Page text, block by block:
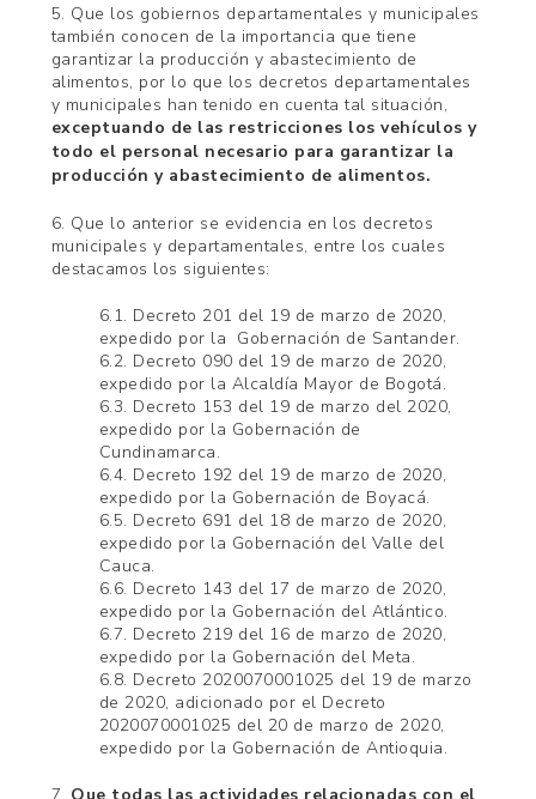
5. Que los gobiernos departamentales y municipales
también conocen de la importancia que tiene
garantizar la producción y abastecimiento de
alimentos, por lo que los decretos departamentales
y municipales han tenido en cuenta tal situación,
exceptuando de las restricciones los vehículos y
todo el personal necesario para garantizar la
producción y abastecimiento de alimentos.
6. Que lo anterior se evidencia en los decretos
municipales y departamentales, entre los cuales
destacamos los siguientes:
6.1. Decreto 201 del 19 de marzo de 2020,
expedido por la Gobernación de Santander.
6.2. Decreto 090 del 19 de marzo de 2020,
expedido por la Alcaldía Mayor de Bogotá.
6.3. Decreto 153 del 19 de marzo del 2020,
expedido por la Gobernación de
Cundinamarca.
6.4. Decreto 192 del 19 de marzo de 2020,
expedido por la Gobernación de Boyacá.
6.5. Decreto 691 del 18 de marzo de 2020,
expedido por la Gobernación del Valle del
Cauca.
6.6. Decreto 143 del 17 de marzo de 2020,
expedido por la Gobernación del Atlántico.
6.7. Decreto 219 del 16 de marzo de 2020,
expedido por la Gobernación del Meta.
6.8. Decreto 2020070001025 del 19 de marzo
de 2020, adicionado por el Decreto
2020070001025 del 20 de marzo de 2020,
expedido por la Gobernación de Antioquia.